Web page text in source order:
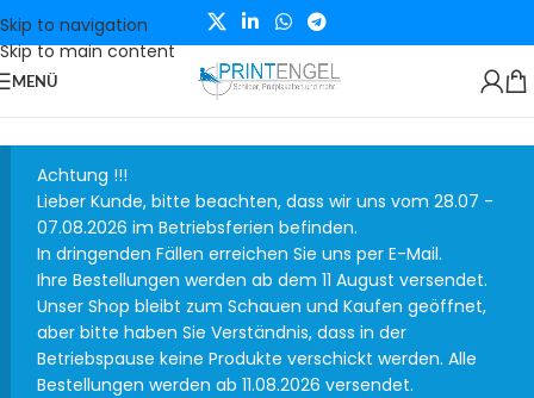
Skip to navigation
Skip to main content
MENÜ
Achtung !!!
Lieber Kunde, bitte beachten, dass wir uns vom 28.07 -
07.08.2026 im Betriebsferien befinden.
In dringenden Fällen erreichen Sie uns per E-Mail.
Ihre Bestellungen werden ab dem 11 August versendet.
Unser Shop bleibt zum Schauen und Kaufen geöffnet,
aber bitte haben Sie Verständnis, dass in der
Betriebspause keine Produkte verschickt werden. Alle
Bestellungen werden ab 11.08.2026 versendet.